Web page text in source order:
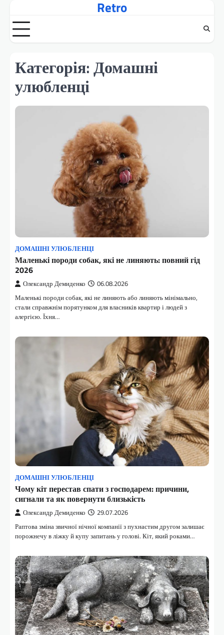
вмісту
Retro
Категорія:Домашні
улюбленці
ДОМАШНІ УЛЮБЛЕНЦІ
Маленькі породи собак, які не линяють: повний гід
2026
Олександр Демиденко 06.08.2026
Маленькі породи собак, які не линяють або линяють мінімально,
стали справжнім порятунком для власників квартир і людей з
алергією. Їхня…
ДОМАШНІ УЛЮБЛЕНЦІ
Чому кіт перестав спати з господарем: причини,
сигнали та як повернути близькість
Олександр Демиденко 29.07.2026
Раптова зміна звичної нічної компанії з пухнастим другом залишає
порожнечу в ліжку й купу запитань у голові. Кіт, який роками…